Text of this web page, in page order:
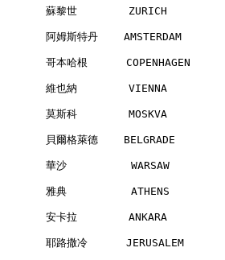
蘇黎世        ZURICH
阿姆斯特丹
哥本哈根
維也納        VIENNA
莫斯科        MOSKVA
貝爾格萊德
華沙          WARSAW
雅典          ATHENS
安卡拉        ANKARA
耶路撒冷